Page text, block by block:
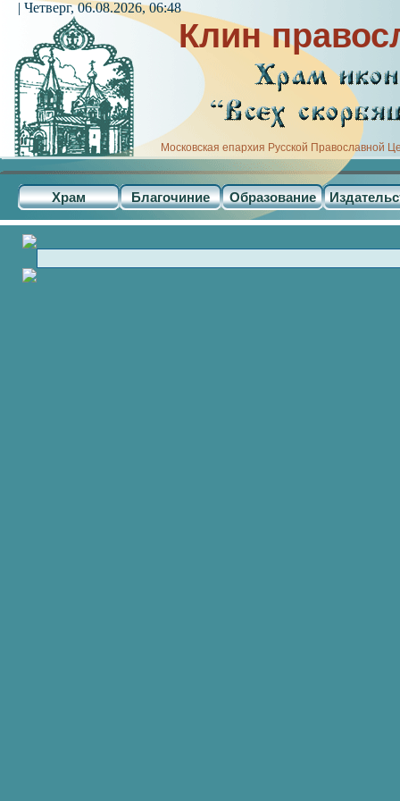
Клин
Московская епархия Русской Православной
Храм Благочиние Образование
| Четверг, 06.08.2026, 06:48